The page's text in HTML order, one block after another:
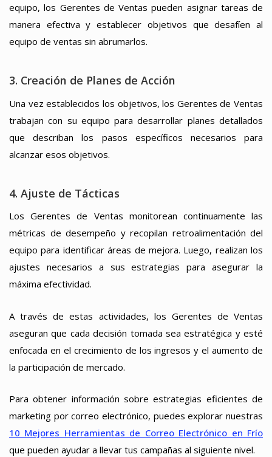
equipo, los Gerentes de Ventas pueden asignar tareas de
manera efectiva y establecer objetivos que desafíen al
equipo de ventas sin abrumarlos.
3. Creación de Planes de Acción
Una vez establecidos los objetivos, los Gerentes de Ventas
trabajan con su equipo para desarrollar planes detallados
que describan los pasos específicos necesarios para
alcanzar esos objetivos.
4. Ajuste de Tácticas
Los Gerentes de Ventas monitorean continuamente las
métricas de desempeño y recopilan retroalimentación del
equipo para identificar áreas de mejora. Luego, realizan los
ajustes necesarios a sus estrategias para asegurar la
máxima efectividad.
A través de estas actividades, los Gerentes de Ventas
aseguran que cada decisión tomada sea estratégica y esté
enfocada en el crecimiento de los ingresos y el aumento de
la participación de mercado.
Para obtener información sobre estrategias eficientes de
marketing por correo electrónico, puedes explorar nuestras
10 Mejores Herramientas de Correo Electrónico en Frío
que pueden ayudar a llevar tus campañas al siguiente nivel.